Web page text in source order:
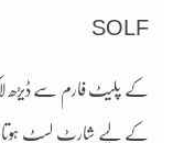
SOLF
کے پلیٹ فارم سے ڈیڑھ